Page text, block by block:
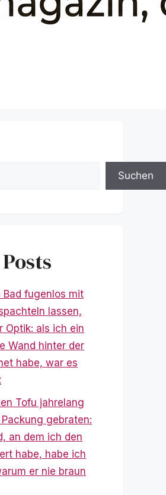
Suchen
Bad fugenlos mit
lassen,
Optik: als ich ein
Wand hinter der
habe, war es
Tofu jahrelang
gebraten:
an dem ich den
habe, habe ich
er nie braun